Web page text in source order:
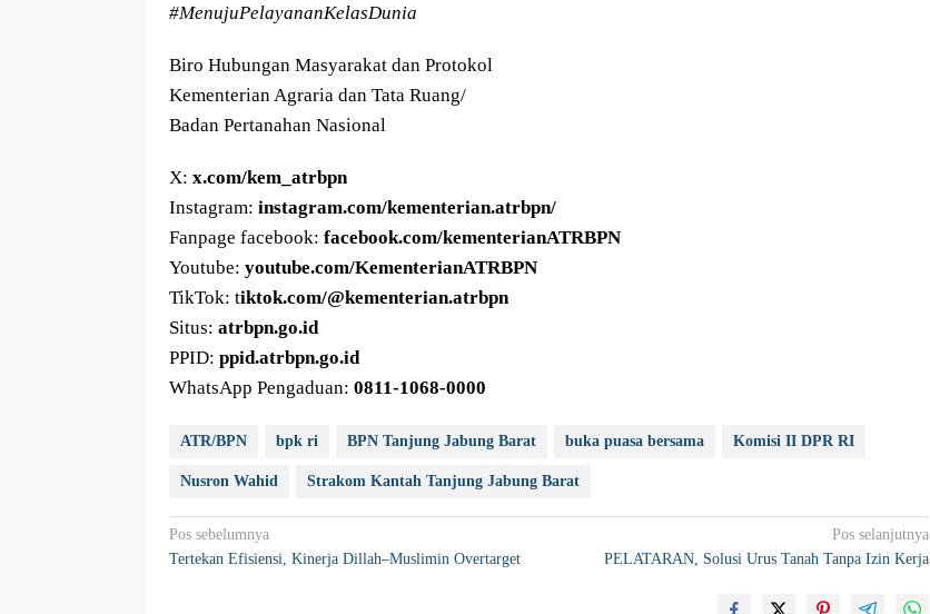
#MenujuPelayananKelasDunia
Biro Hubungan Masyarakat dan Protokol
Kementerian Agraria dan Tata Ruang/
Badan Pertanahan Nasional
X: x.com/kem_atrbpn
Instagram: instagram.com/kementerian.atrbpn/
Fanpage facebook: facebook.com/kementerianATRBPN
Youtube: youtube.com/KementerianATRBPN
TikTok: tiktok.com/@kementerian.atrbpn
Situs: atrbpn.go.id
PPID: ppid.atrbpn.go.id
WhatsApp Pengaduan: 0811-1068-0000
ATR/BPN bpk ri BPN Tanjung Jabung Barat buka puasa bersama Komisi II DPR RI
Nusron Wahid Strakom Kantah Tanjung Jabung Barat
Navigasi
pos
Pos sebelumnya
Tertekan Efisiensi, Kinerja Dillah–Muslimin Overtarget
Pos selanjutnya
PELATARAN, Solusi Urus Tanah Tanpa Izin Kerja